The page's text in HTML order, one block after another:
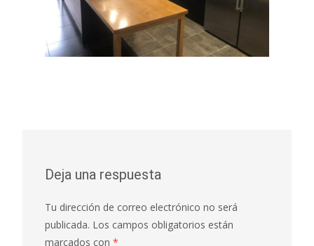
Deja una respuesta
Tu dirección de correo electrónico no será
publicada. Los campos obligatorios están
marcados con *